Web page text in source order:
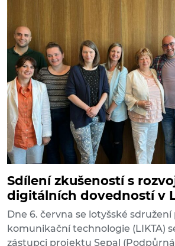
Sdílení zkušeností s
digitálních dovedností v
Dne 6. června se lotyšské
komunikační technologie (LIKTA)
zástupci projektu Sepal